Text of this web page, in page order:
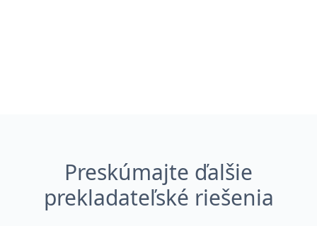
Preskúmajte ďalšie
prekladateľské riešenia